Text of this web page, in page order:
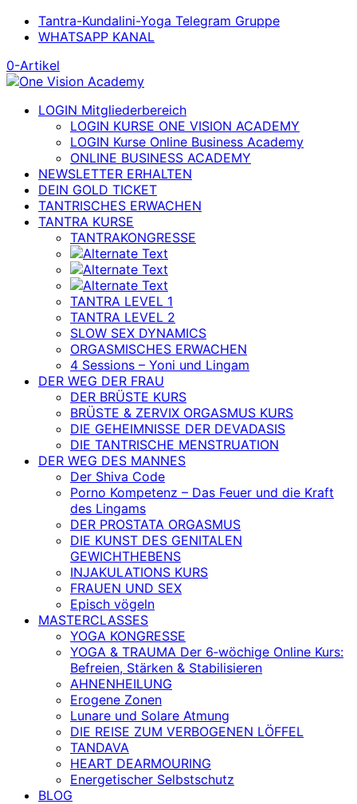
Tantra-Kundalini-Yoga Telegram Gruppe
WHATSAPP KANAL
0-Artikel
LOGIN Mitgliederbereich
LOGIN KURSE ONE VISION ACADEMY
LOGIN Kurse Online Business Academy
ONLINE BUSINESS ACADEMY
NEWSLETTER ERHALTEN
DEIN GOLD TICKET
TANTRISCHES ERWACHEN
TANTRA KURSE
TANTRAKONGRESSE
TANTRA LEVEL 1
TANTRA LEVEL 2
SLOW SEX DYNAMICS
ORGASMISCHES ERWACHEN
4 Sessions – Yoni und Lingam
DER WEG DER FRAU
DER BRÜSTE KURS
BRÜSTE & ZERVIX ORGASMUS KURS
DIE GEHEIMNISSE DER DEVADASIS
DIE TANTRISCHE MENSTRUATION
DER WEG DES MANNES
Der Shiva Code
Porno Kompetenz – Das Feuer und die Kraft
des Lingams
DER PROSTATA ORGASMUS
DIE KUNST DES GENITALEN
GEWICHTHEBENS
INJAKULATIONS KURS
FRAUEN UND SEX
Episch vögeln
MASTERCLASSES
YOGA KONGRESSE
YOGA & TRAUMA Der 6‑wöchige Online Kurs:
Befreien, Stärken & Stabilisieren
AHNENHEILUNG
Erogene Zonen
Lunare und Solare Atmung
DIE REISE ZUM VERBOGENEN LÖFFEL
TANDAVA
HEART DEARMOURING
Energetischer Selbstschutz
BLOG